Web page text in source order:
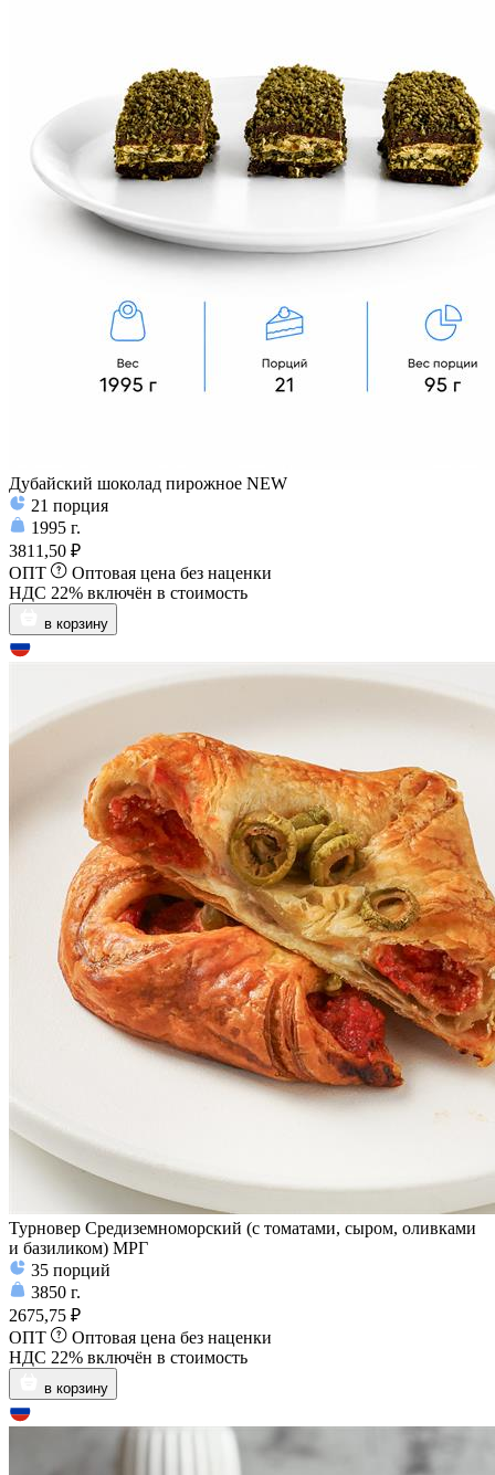
Дубайский шоколад пирожное NEW
21 порция
1995 г.
3811,50 ₽
ОПТ
Оптовая цена без наценки
НДС 22% включён в стоимость
в корзину
Турновер Средиземноморский (с томатами, сыром, оливками
и базиликом) МРГ
35 порций
3850 г.
2675,75 ₽
ОПТ
Оптовая цена без наценки
НДС 22% включён в стоимость
в корзину